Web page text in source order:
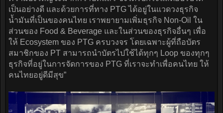
เป็นอย่างดี และด้วยการที่ทาง PTG ได้อยู่ในแวดวงธุรกิจ
น้ำมันที่เป็นของคนไทย เราพยายามเพิ่มธุรกิจ Non-Oil ใน
ส่วนของ Food & Beverage และในส่วนของธุรกิจอื่นๆ เพื่อ
ให้ Ecosystem ของ PTG ครบวงจร โดยเฉพาะผู้ที่ถือบัตร
สมาชิกของ PT สามารถนำบัตรไปใช้ได้ทุกๆ Loop ของทุกๆ
ธุรกิจที่อยู่ในการจัดการของ PTG ที่เราจะทำเพื่อคนไทย ให้
คนไทยอยู่ดีมีสุข”